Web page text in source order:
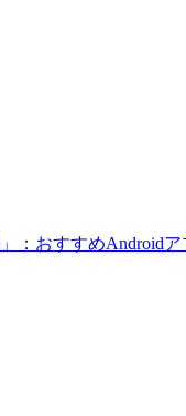
：おすすめAndroid